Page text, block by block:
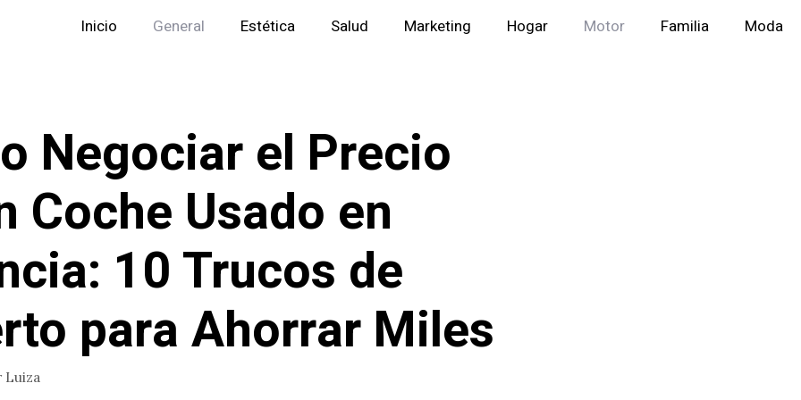
Inicio General Estética Salud Marketing Hogar Motor Familia Moda
Negociar el Precio
Coche Usado en
10 Trucos de
para Ahorrar Miles
Luiza